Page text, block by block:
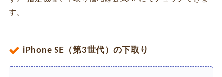
す。
iPhone SE（第3世代）の下取り